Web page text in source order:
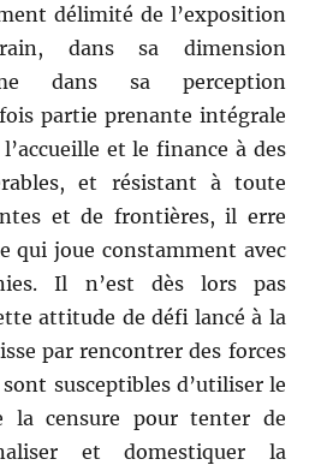
délimité de l’exposition
dans sa dimension
dans sa perception
partie prenante intégrale
et le finance à des
et résistant à toute
et de frontières, il erre
qui joue constamment avec
Il n’est dès lors pas
attitude de défi lancé à la
par rencontrer des forces
susceptibles d’utiliser le
la censure pour tenter de
et domestiquer la